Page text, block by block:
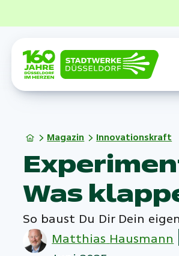
Magazin Innovationskraft
Was
So baust Du Dir Dein
Matthias Hausmann